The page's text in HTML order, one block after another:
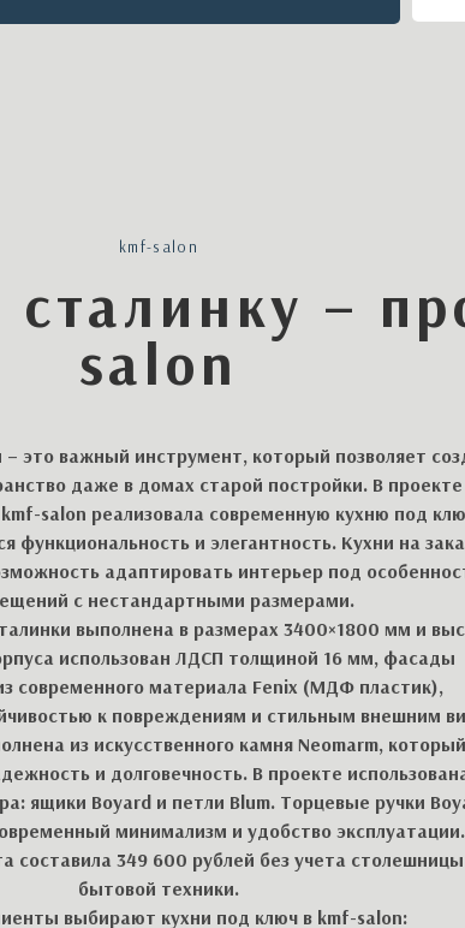
kmf-salon
–
salon
– это важный инструмент, который позволяет
даже в домах старой постройки. В
salon реализовала современную кухню под
функциональность и элегантность. Кухни на
адаптировать интерьер под
с нестандартными размерами.
выполнена в размерах 3400×1800 мм и
использован ЛДСП толщиной 16 мм, фасады
современного материала Fenix (МДФ пластик),
к повреждениям и стильным внешним
из искусственного камня Neomarm, который
и долговечность. В проекте
ящики Boyard и петли Blum. Торцевые ручки
минимализм и удобство эксплуатации.
составила 349 600 рублей без учета
бытовой техники.
выбирают кухни под ключ в kmf-salon: